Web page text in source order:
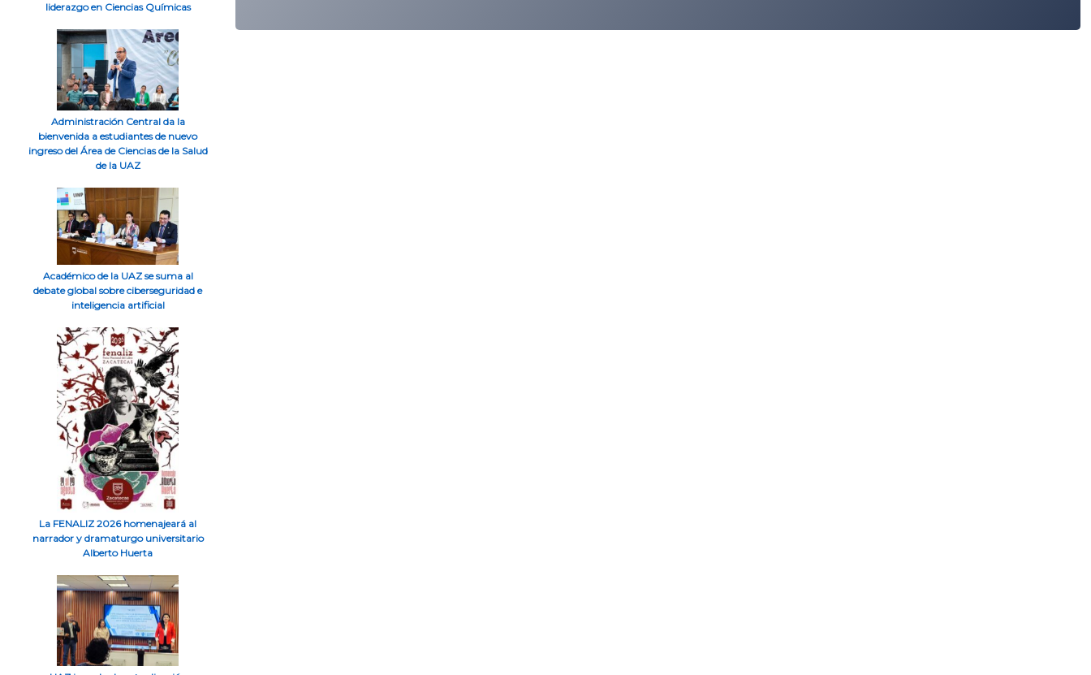
liderazgo en Ciencias Químicas
Administración Central da la
bienvenida a estudiantes de nuevo
ingreso del Área de Ciencias de la Salud
de la UAZ
Académico de la UAZ se suma al
debate global sobre ciberseguridad e
inteligencia artificial
La FENALIZ 2026 homenajeará al
narrador y dramaturgo universitario
Alberto Huerta